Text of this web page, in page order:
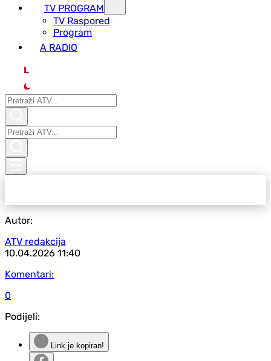
TV PROGRAM
ТV Raspored
Program
A RADIO
L
Autor:
ATV redakcija
10.04.2026 11:40
Komentari:
0
Podijeli:
Link je kopiran!